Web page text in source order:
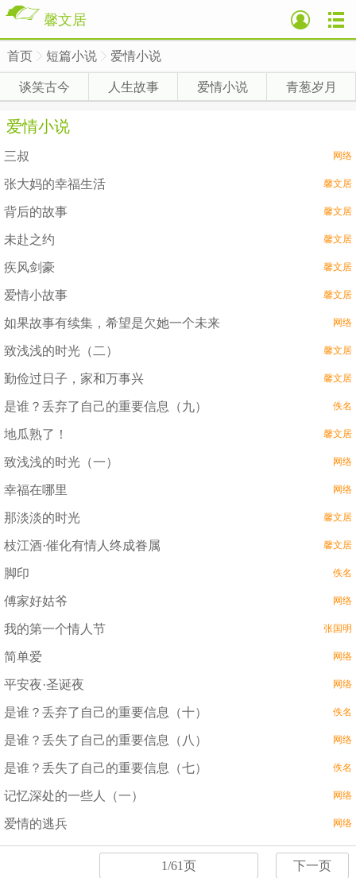
馨文居
首页 短篇小说 爱情小说
谈笑古今 人生故事 爱情小说 青葱岁月
爱情小说
三叔 网络
张大妈的幸福生活 馨文居
背后的故事 馨文居
未赴之约 馨文居
疾风剑豪 馨文居
爱情小故事 馨文居
如果故事有续集，希望是欠她一个未来 网络
致浅浅的时光（二） 馨文居
勤俭过日子，家和万事兴 馨文居
是谁？丢弃了自己的重要信息（九） 佚名
地瓜熟了！ 馨文居
致浅浅的时光（一） 网络
幸福在哪里 网络
那淡淡的时光 馨文居
枝江酒·催化有情人终成眷属 馨文居
脚印 佚名
傅家好姑爷 网络
我的第一个情人节 张国明
简单爱 网络
平安夜·圣诞夜 网络
是谁？丢弃了自己的重要信息（十） 佚名
是谁？丢失了自己的重要信息（八） 网络
是谁？丢失了自己的重要信息（七） 佚名
记忆深处的一些人（一） 网络
爱情的逃兵 网络
下一页
1/61页